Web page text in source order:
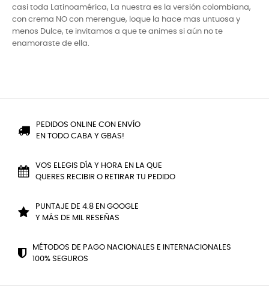
casi toda Latinoamérica, La nuestra es la versión colombiana,
con crema NO con merengue, loque la hace mas untuosa y
menos Dulce, te invitamos a que te animes si aún no te
enamoraste de ella.
PEDIDOS ONLINE CON ENVÍO
EN TODO CABA Y GBAS!
VOS ELEGIS DÍA Y HORA EN LA QUE
QUERES RECIBIR O RETIRAR TU PEDIDO
PUNTAJE DE 4.8 EN GOOGLE
Y MÁS DE MIL RESEÑAS
MÉTODOS DE PAGO NACIONALES E INTERNACIONALES
100% SEGUROS